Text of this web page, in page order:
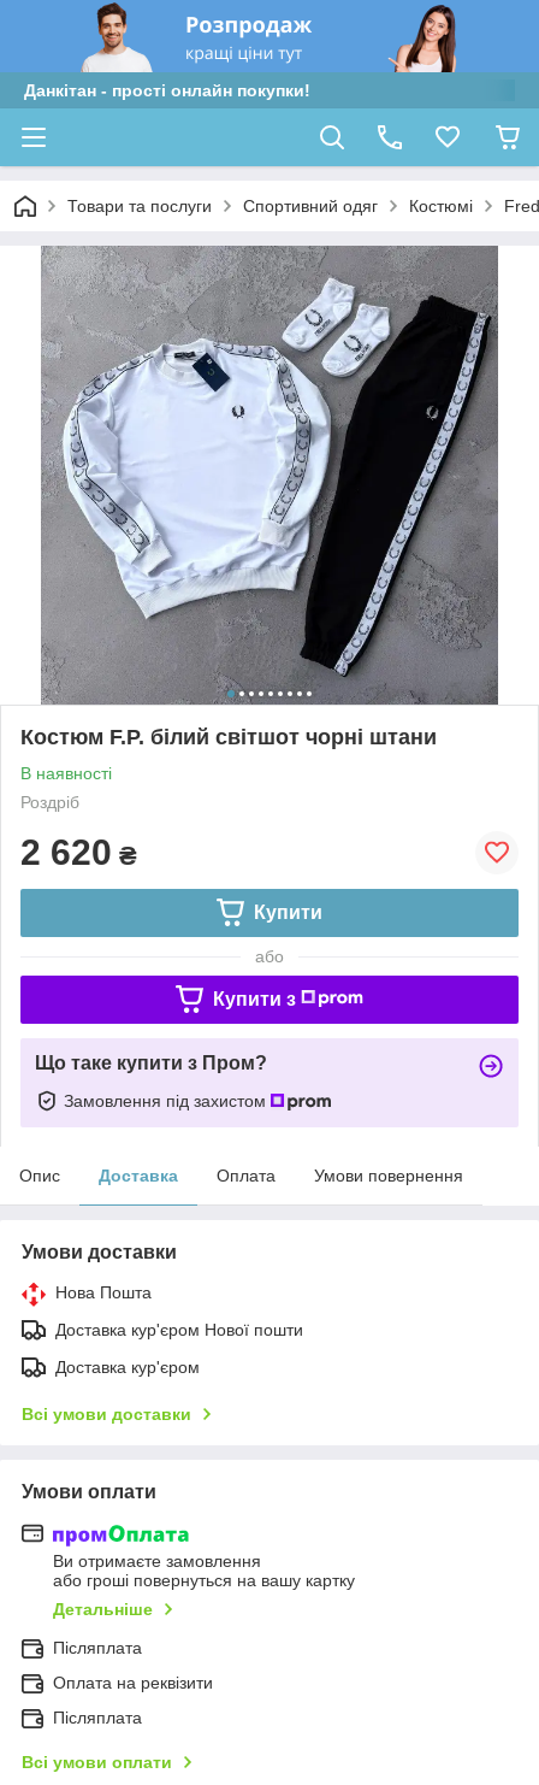
Данкітан - прості онлайн покупки!
Товари та послуги Спортивний одяг Костюмі
Костюм F.P. білий світшот чорні штани
В наявності
Роздріб
2 620 ₴
Купити
або
Купити з
Що таке купити з Пром?
Замовлення під захистом
Опис Доставка Оплата Умови повернення
Умови доставки
Нова Пошта
Доставка кур'єром Нової пошти
Доставка кур'єром
Всі умови доставки
Умови оплати
Ви отримаєте замовлення
або гроші повернуться на вашу картку
Детальніше
Післяплата
Оплата на реквізити
Післяплата
Всі умови оплати